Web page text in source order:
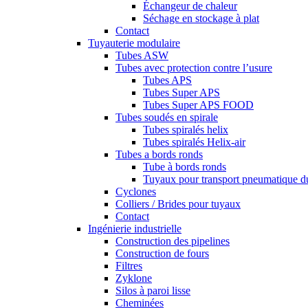
Échangeur de chaleur
Séchage en stockage à plat
Contact
Tuyauterie modulaire
Tubes ASW
Tubes avec protection contre l’usure
Tubes APS
Tubes Super APS
Tubes Super APS FOOD
Tubes soudés en spirale
Tubes spiralés helix
Tubes spiralés Helix-air
Tubes a bords ronds
Tube à bords ronds
Tuyaux pour transport pneumatique
Cyclones
Colliers / Brides pour tuyaux
Contact
Ingénierie industrielle
Construction des pipelines
Construction de fours
Filtres
Zyklone
Silos à paroi lisse
Cheminées